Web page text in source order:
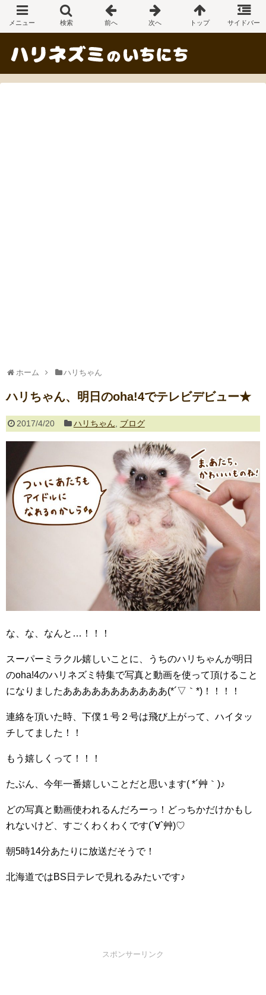
ホーム ハリちゃん
ハリちゃん、明日のoha!4でテレビデビュー★
2017/4/20 ハリちゃん ブログ
な、な、なんと…！！！
スーパーミラクル嬉しいことに、うちのハリちゃんが明日
のoha!4のハリネズミ特集で写真と動画を使って頂けること
になりましたあああああああああああ(*´▽｀*)！！！！
連絡を頂いた時、下僕１号２号は飛び上がって、ハイタッ
チしてました！！
もう嬉しくって！！！
たぶん、今年一番嬉しいことだと思います( *´艸｀)♪
どの写真と動画使われるんだろーっ！どっちかだけかもし
れないけど、すごくわくわくです(´∀`艸)♡
朝5時14分あたりに放送だそうで！
北海道ではBS日テレで見れるみたいです♪
スポンサーリンク